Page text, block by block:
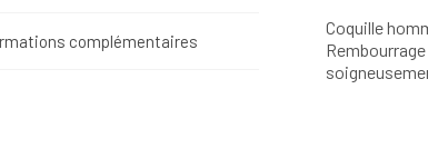
complémentaires
Coquille